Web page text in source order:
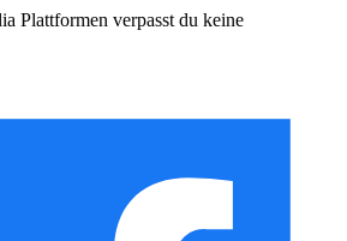
Plattformen verpasst du keine